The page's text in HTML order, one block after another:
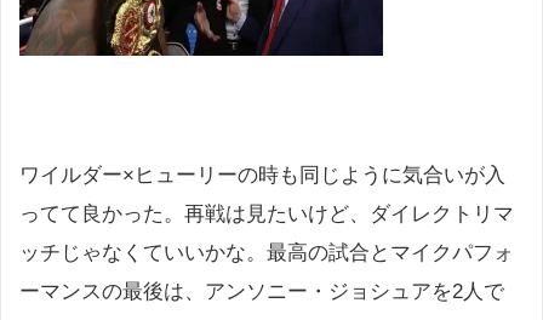
ワイルダー×ヒューリーの時も同じように気合いが入
ってて良かった。再戦は見たいけど、ダイレクトリマ
ッチじゃなくていいかな。最高の試合とマイクパフォ
ーマンスの最後は、アンソニー・ジョシュアを2人で